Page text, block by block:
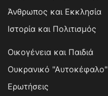
Άνθρωπος και Εκκλησία
Ιστορία και Πολιτισμός
Οικογένεια και Παιδιά
Ουκρανικό "Αυτοκέφαλο"
Ερωτήσεις